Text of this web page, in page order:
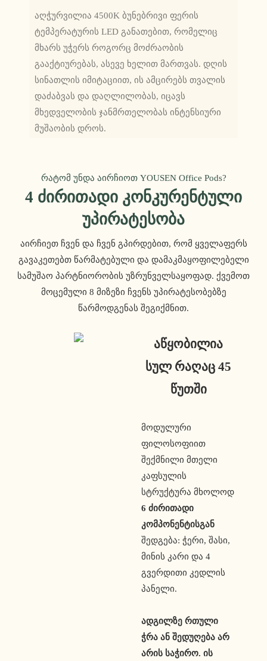
აღჭურვილია 4500K ბუნებრივი ფერის
ტემპერატურის LED განათებით, რომელიც
მხარს უჭერს როგორც მოძრაობის
გააქტიურებას, ასევე ხელით მართვას. დღის
სინათლის იმიტაციით, ის ამცირებს თვალის
დაძაბვას და დაღლილობას, იცავს
მხედველობის ჯანმრთელობას ინტენსიური
მუშაობის დროს.
რატომ უნდა აირჩიოთ YOUSEN Office Pods?
4 Ძირითადი Კონკურენტული
Უპირატესობა
აირჩიეთ ჩვენ და ჩვენ გპირდებით, რომ ყველაფერს
გავაკეთებთ წარმატებული და დამაკმაყოფილებელი
სამუშაო პარტნიორობის უზრუნველსაყოფად. ქვემოთ
მოცემული 8 მიზეზი ჩვენს უპირატესობებზე
წარმოდგენას შეგიქმნით.
აწყობილია
სულ რაღაც 45
წუთში
მოდულური
ფილოსოფიით
შექმნილი მთელი
კაფსულის
სტრუქტურა მხოლოდ
6 ძირითადი
კომპონენტისგან
შედგება: ჭერი, შასი,
მინის კარი და 4
გვერდითი კედლის
პანელი.
ადგილზე რთული
ჭრა ან შედუღება არ
არის საჭირო. ის